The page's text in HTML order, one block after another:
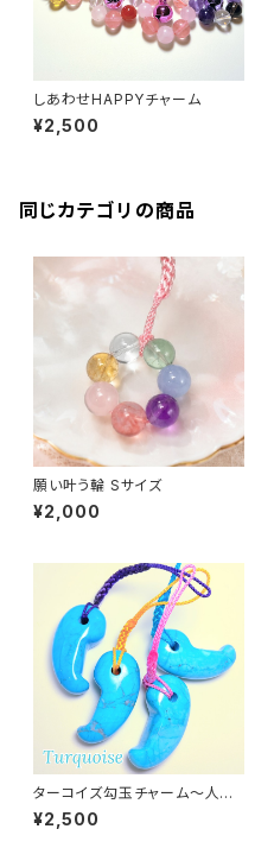
しあわせHAPPYチャーム
¥2,500
同じカテゴリの商品
願い叶う輪 Sサイズ
¥2,000
ターコイズ勾玉チャーム〜人間
関係・プラス思考〜
¥2,500